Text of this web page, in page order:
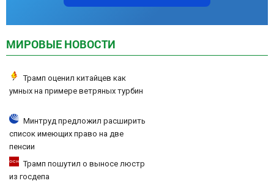
МИРОВЫЕ НОВОСТИ
Трамп оценил китайцев как
умных на примере ветряных турбин
Минтруд предложил расширить
список имеющих право на две
пенсии
Трамп пошутил о выносе люстр
из госдепа